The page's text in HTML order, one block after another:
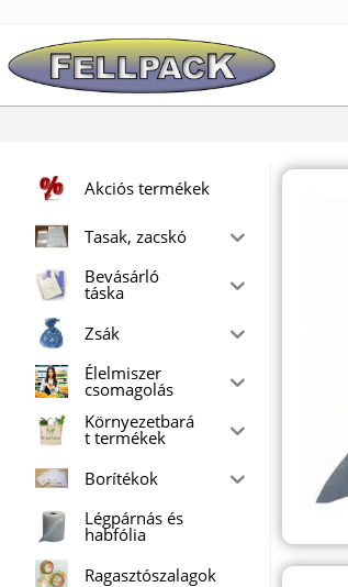
content
Akciós termékek
Tasak, zacskó
Bevásárló
táska
Zsák
Élelmiszer
csomagolás
Környezetbará
t termékek
Borítékok
Légpárnás és
habfólia
Ragasztószalagok